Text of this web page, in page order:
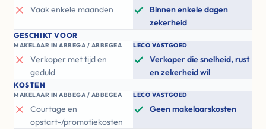
Vaak enkele maanden
Binnen enkele dagen
zekerheid
GESCHIKT VOOR
MAKELAAR IN ABBEGA / ABBEGEA
Verkoper met tijd en
geduld
LECO VASTGOED
Verkoper die snelheid, rust
en zekerheid wil
KOSTEN
MAKELAAR IN ABBEGA / ABBEGEA
Courtage en
opstart-/promotiekosten
LECO VASTGOED
Geen makelaarskosten